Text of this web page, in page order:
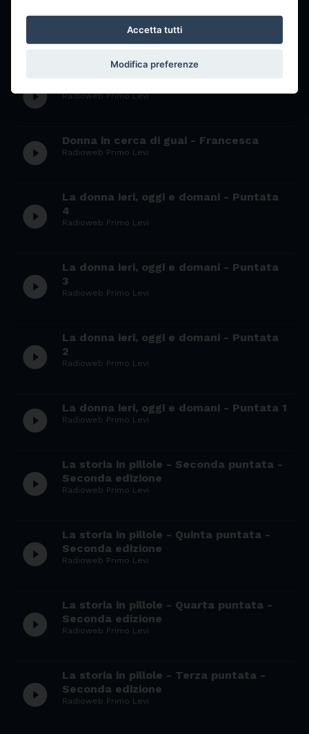
play_circle_filled Donne in cerca di guai - Elena
play_circle_filled Radioweb Primo Levi
play_circle_filled Donna in cerca di guai - Francesca
Radioweb Primo Levi
play_circle_filled
La donna ieri, oggi e domani - Puntata
4
Radioweb Primo Levi
play_circle_filled
La donna ieri, oggi e domani - Puntata
3
Radioweb Primo Levi
play_circle_filled
La donna ieri, oggi e domani - Puntata
2
Radioweb Primo Levi
play_circle_filled La donna ieri, oggi e domani - Puntata 1
Radioweb Primo Levi
play_circle_filled
La storia in pillole - Seconda puntata -
Seconda edizione
Radioweb Primo Levi
play_circle_filled
La storia in pillole - Quinta puntata -
Seconda edizione
Radioweb Primo Levi
play_circle_filled
La storia in pillole - Quarta puntata -
Seconda edizione
Radioweb Primo Levi
play_circle_filled
La storia in pillole - Terza puntata -
Seconda edizione
Radioweb Primo Levi
Accetta tutti
Modifica preferenze